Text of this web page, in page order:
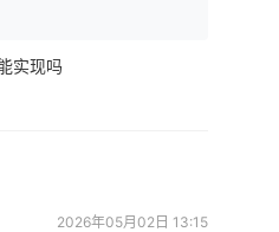
实现吗
2026年05月02日 13:15